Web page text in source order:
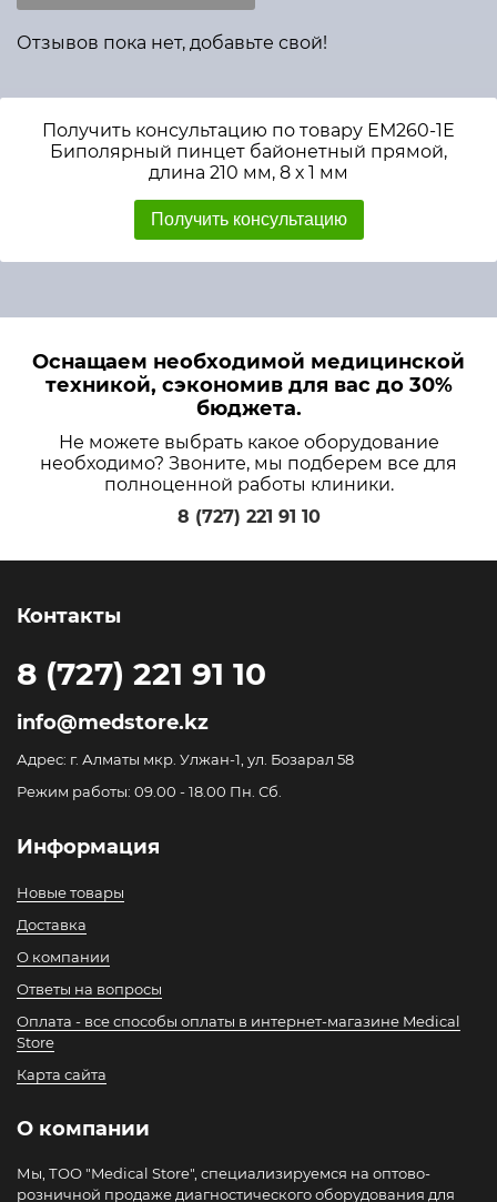
Отзывов пока нет, добавьте свой!
Получить консультацию по товару ЕМ260-1Е
Биполярный пинцет байонетный прямой,
длина 210 мм, 8 х 1 мм
Получить консультацию
Оснащаем необходимой медицинской
техникой, сэкономив для вас до 30%
бюджета.
Не можете выбрать какое оборудование
необходимо? Звоните, мы подберем все для
полноценной работы клиники.
8 (727) 221 91 10
Контакты
8 (727) 221 91 10
info@medstore.kz
Адрес: г. Алматы мкр. Улжан-1, ул. Бозарал 58
Режим работы: 09.00 - 18.00 Пн. Сб.
Информация
Новые товары
Доставка
О компании
Ответы на вопросы
Оплата - все способы оплаты в интернет-магазине Medical
Store
Карта сайта
О компании
Мы, ТОО "Medical Store", специализируемся на оптово-
розничной продаже диагностического оборудования для